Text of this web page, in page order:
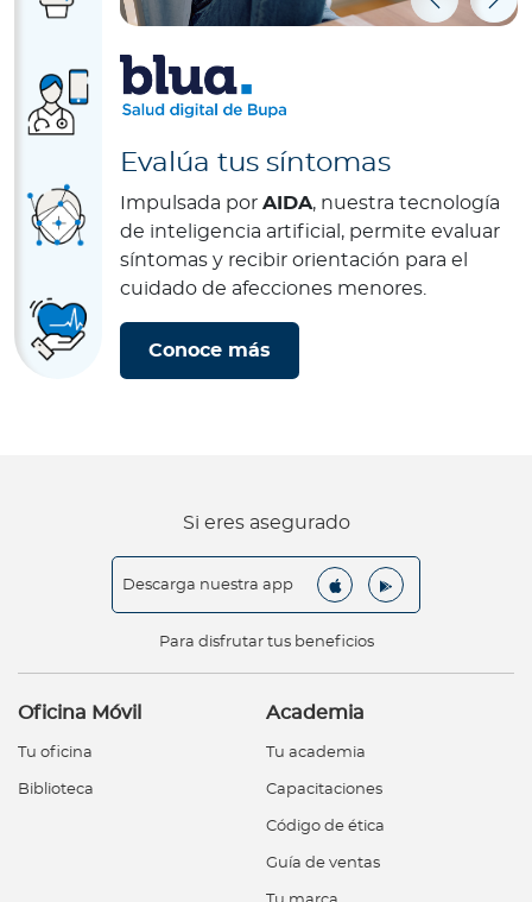
Evalúa tus síntomas
Impulsada por AIDA, nuestra tecnología
de inteligencia artificial, permite evaluar
síntomas y recibir orientación para el
cuidado de afecciones menores.
Conoce más
Previous
Si eres asegurado
Descarga nuestra app
Para disfrutar tus beneficios
Oficina Móvil
Tu oficina
Biblioteca
Academia
Tu academia
Capacitaciones
Código de ética
Guía de ventas